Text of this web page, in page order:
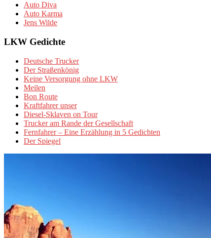
Auto Diva
Auto Karma
Jens Wilde
LKW Gedichte
Deutsche Trucker
Der Straßenkönig
Keine Versorgung ohne LKW
Meilen
Bon Route
Kraftfahrer unser
Diesel-Sklaven on Tour
Trucker am Rande der Gesellschaft
Fernfahrer – Eine Erzählung in 5 Gedichten
Der Spiegel